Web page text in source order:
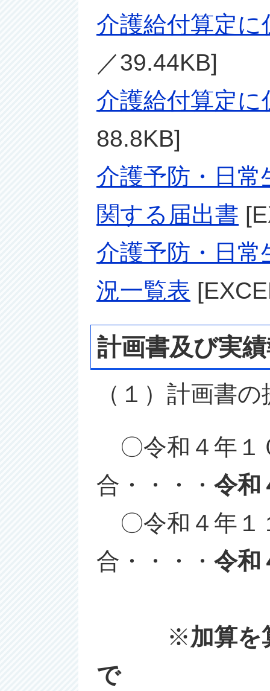
介護給付算定
／39.44KB]
介護給付算定
88.8KB]
介護予防・日
関する届出書
介護予防・日
況一覧表
計画書及び実
（１）計画書
〇令和４年１
合・・・・ 令和
〇令和４年１
合・・・・ 令和
※加算を
で